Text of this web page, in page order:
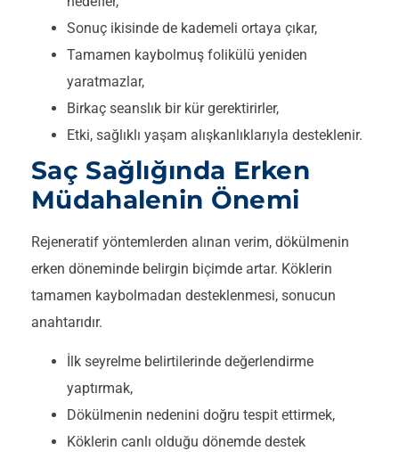
Sonuç ikisinde de kademeli ortaya çıkar,
Tamamen kaybolmuş folikülü yeniden
yaratmazlar,
Birkaç seanslık bir kür gerektirirler,
Etki, sağlıklı yaşam alışkanlıklarıyla desteklenir.
Saç Sağlığında Erken
Müdahalenin Önemi
Rejeneratif yöntemlerden alınan verim, dökülmenin
erken döneminde belirgin biçimde artar. Köklerin
tamamen kaybolmadan desteklenmesi, sonucun
anahtarıdır.
İlk seyrelme belirtilerinde değerlendirme
yaptırmak,
Dökülmenin nedenini doğru tespit ettirmek,
Köklerin canlı olduğu dönemde destek